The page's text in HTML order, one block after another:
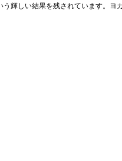
輝しい結果を残されています。